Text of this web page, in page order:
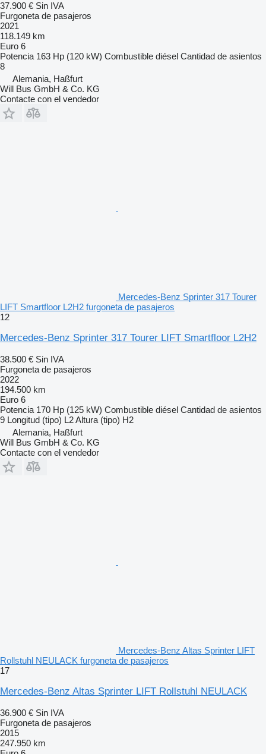
37.900 € Sin IVA
Furgoneta de pasajeros
2021
118.149 km
Euro 6
Potencia 163 Hp (120 kW) Combustible diésel Cantidad de asientos
8
Alemania, Haßfurt
Will Bus GmbH & Co. KG
Contacte con el vendedor
Mercedes-Benz Sprinter 317 Tourer
LIFT Smartfloor L2H2 furgoneta de pasajeros
12
Mercedes-Benz Sprinter 317 Tourer LIFT Smartfloor L2H2
38.500 € Sin IVA
Furgoneta de pasajeros
2022
194.500 km
Euro 6
Potencia 170 Hp (125 kW) Combustible diésel Cantidad de asientos
9 Longitud (tipo) L2Altura (tipo) H2
Alemania, Haßfurt
Will Bus GmbH & Co. KG
Contacte con el vendedor
Mercedes-Benz Altas Sprinter LIFT
Rollstuhl NEULACK furgoneta de pasajeros
17
Mercedes-Benz Altas Sprinter LIFT Rollstuhl NEULACK
36.900 € Sin IVA
Furgoneta de pasajeros
2015
247.950 km